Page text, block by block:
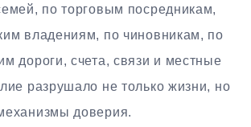
по торговым посредникам,
владениям, по чиновникам, по
дороги, счета, связи и местные
разрушало не только жизни, но
доверия.